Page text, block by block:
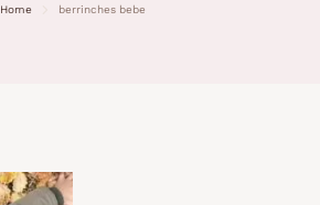
Home berrinches bebe